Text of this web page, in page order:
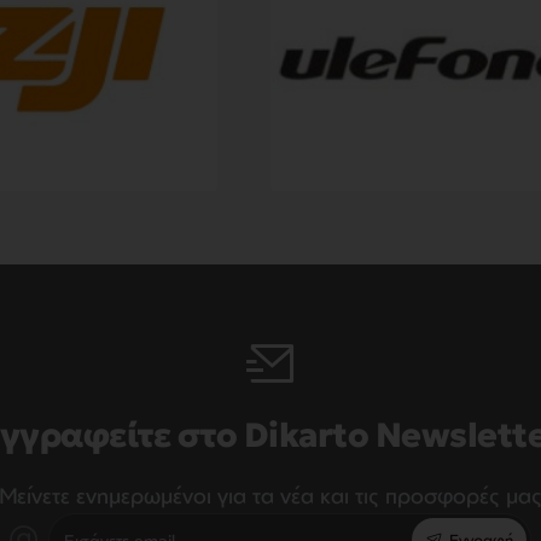
στο Dikarto
Μείνετε ενημερωμένοι για τα νέα και τις προσφορές μας